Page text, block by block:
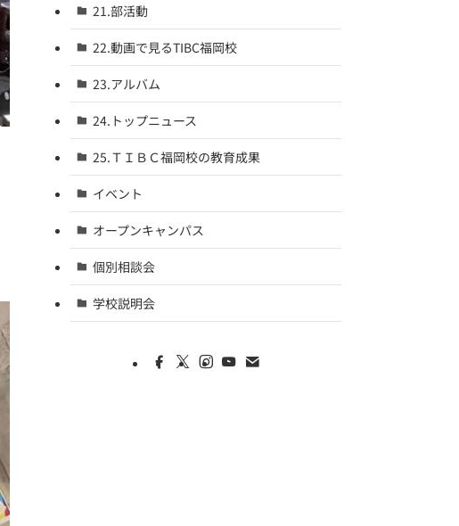
21.部活動
22.動画で見るTIBC福岡校
23.アルバム
24.トップニュース
25.ＴＩＢＣ福岡校の教育成果
イベント
オープンキャンパス
個別相談会
学校説明会